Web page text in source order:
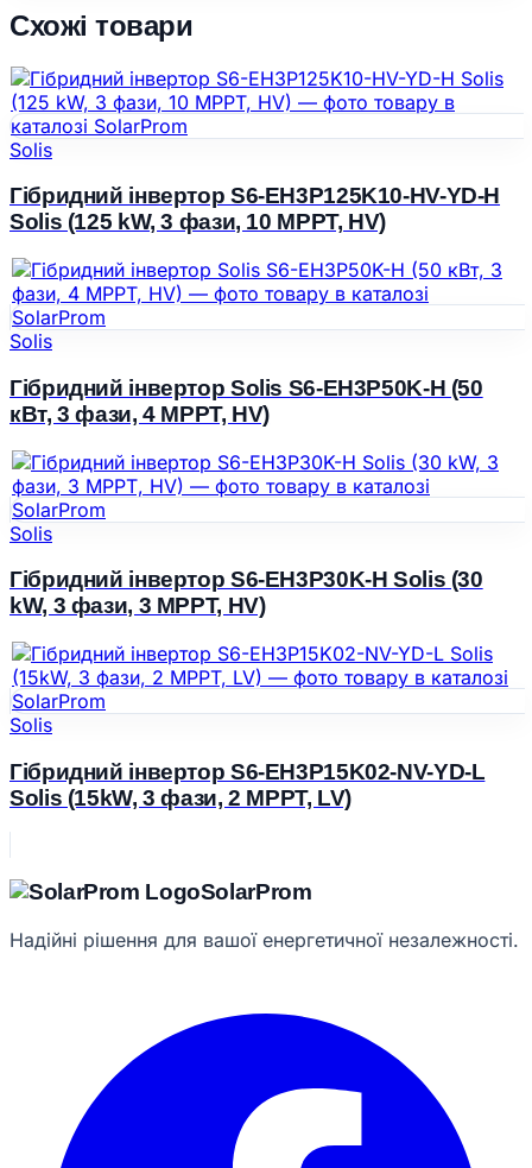
Схожі товари
Solis
Гібридний інвертор S6-EH3P125K10-HV-YD-H
Solis (125 kW, 3 фази, 10 MPPT, HV)
Solis
Гібридний інвертор Solis S6-EH3P50K-H (50
кВт, 3 фази, 4 MPPT, HV)
Solis
Гібридний інвертор S6-ЕН3P30K-H Solis (30
kW, 3 фази, 3 МРРТ, HV)
Solis
Гібридний інвертор S6-EH3P15K02-NV-YD-L
Solis (15kW, 3 фази, 2 MPPT, LV)
SolarProm
Надійні рішення для вашої енергетичної незалежності.